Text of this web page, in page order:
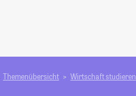
Themenübersicht Wirtschaft studieren